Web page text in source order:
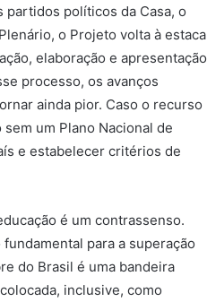
partidos políticos da Casa, o
o Projeto volta à estaca
elaboração e apresentação
processo, os avanços
ainda pior. Caso o recurso
um Plano Nacional de
e estabelecer critérios de
é um contrassenso.
para a superação
do Brasil é uma bandeira
inclusive, como